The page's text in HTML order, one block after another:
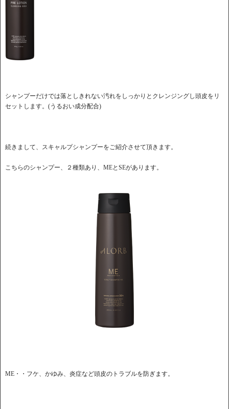
シャンプーだけでは落としきれない汚れをしっかりとクレンジングし頭皮をリ
セットします。(うるおい成分配合)
続きまして、スキャルプシャンプーをご紹介させて頂きます。
こちらのシャンプー、２種類あり、MEとSEがあります。
ME・・フケ、かゆみ、炎症など頭皮のトラブルを防ぎます。